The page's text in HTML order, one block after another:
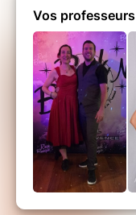
Vos professeurs